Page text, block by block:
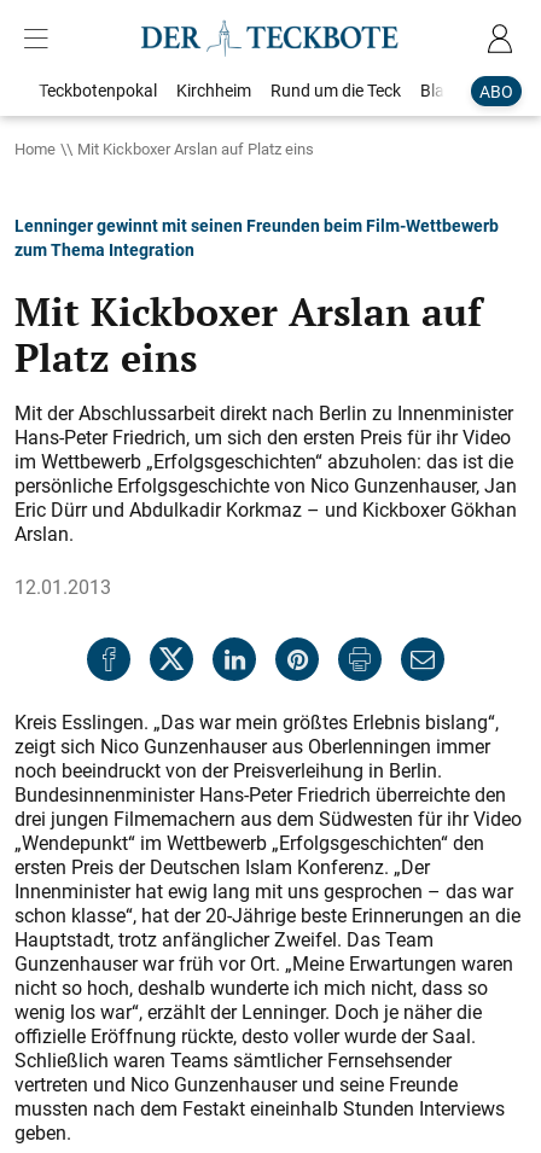
ABO
Teckbotenpokal Kirchheim Rund um die Teck Blaulicht
Home Mit Kickboxer Arslan auf Platz eins
Lenninger gewinnt mit seinen Freunden beim Film-Wettbewerb
zum Thema Integration
Mit Kickboxer Arslan auf
Platz eins
Mit der Abschlussarbeit direkt nach Berlin zu Innenminister
Hans-Peter Friedrich, um sich den ersten Preis für ihr Video
im Wettbewerb „Erfolgsgeschichten“ abzuholen: das ist die
persönliche Erfolgsgeschichte von Nico Gunzenhauser, Jan
Eric Dürr und Abdulkadir Korkmaz – und Kickboxer Gökhan
Arslan.
12.01.2013
Kreis Esslingen. „Das war mein größtes Erlebnis bislang“,
zeigt sich Nico Gunzenhauser aus Oberlenningen immer
noch beeindruckt von der Preisverleihung in Berlin.
Bundesinnenminister Hans-Peter Friedrich überreichte den
drei jungen Filmemachern aus dem Südwesten für ihr Video
„Wendepunkt“ im Wettbewerb „Erfolgsgeschichten“ den
ersten Preis der Deutschen Islam Konferenz. „Der
Innenminister hat ewig lang mit uns gesprochen – das war
schon klasse“, hat der 20-Jährige beste Erinnerungen an die
Hauptstadt, trotz anfänglicher Zweifel. Das Team
Gunzenhauser war früh vor Ort. „Meine Erwartungen waren
nicht so hoch, deshalb wunderte ich mich nicht, dass so
wenig los war“, erzählt der Lenninger. Doch je näher die
offizielle Eröffnung rückte, desto voller wurde der Saal.
Schließlich waren Teams sämtlicher Fernsehsender
vertreten und Nico Gunzenhauser und seine Freunde
mussten nach dem Festakt eineinhalb Stunden Interviews
geben.